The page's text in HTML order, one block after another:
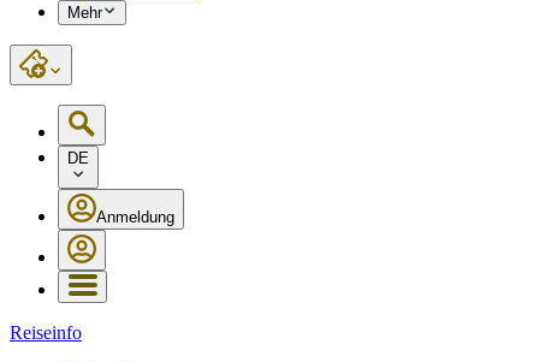
Mehr
DE
Anmeldung
Reiseinfo